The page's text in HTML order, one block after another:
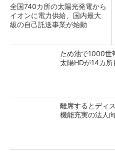
全国740カ所の太陽光発電から
イオンに電力供給、国内最大
級の自己託送事業が始動
ため池で1000世
太陽HDが14カ
離席するとディ
機能充実の法人